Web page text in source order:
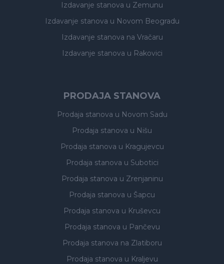
Izdavanje stanova u Zemunu
Izdavanje stanova u Novom Beogradu
Izdavanje stanova na Vračaru
Izdavanje stanova u Rakovici
PRODAJA STANOVA
Prodaja stanova u Novom Sadu
Prodaja stanova u Nišu
Prodaja stanova u Kragujevcu
Prodaja stanova u Subotici
Prodaja stanova u Zrenjaninu
Prodaja stanova u Šapcu
Prodaja stanova u Kruševcu
Prodaja stanova u Pančevu
Prodaja stanova na Zlatiboru
Prodaja stanova u Kraljevu